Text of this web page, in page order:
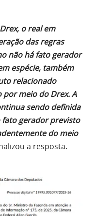
o real em
das regras
não há fato gerador
espécie, também
relacionado
por meio do Drex. A
sendo definida
gerador previsto
do meio
a resposta.